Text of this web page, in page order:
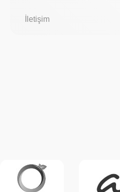
İletişim